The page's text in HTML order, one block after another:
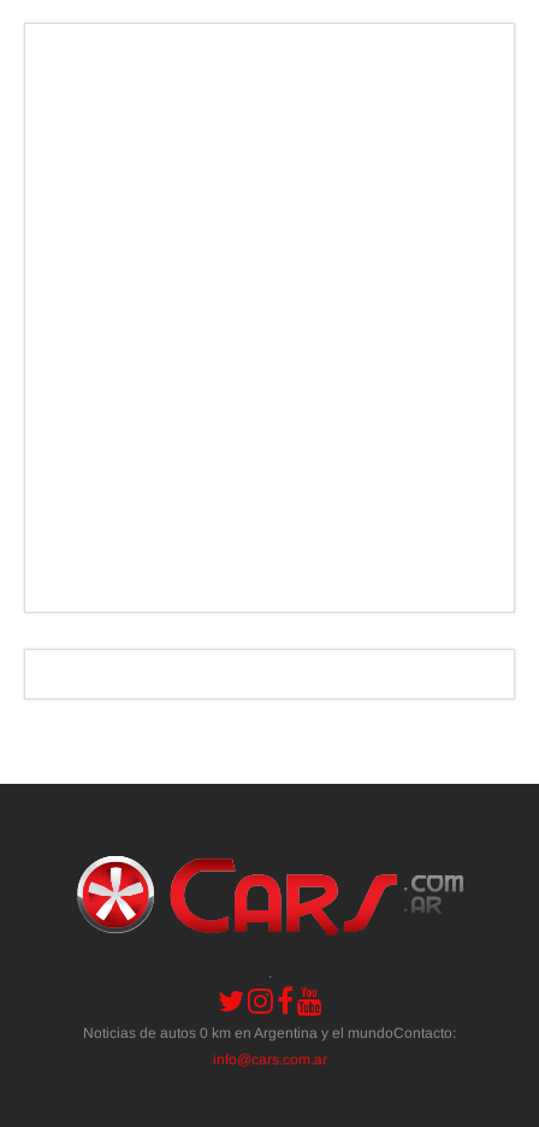
.
Noticias de autos 0 km en Argentina y el mundoContacto:
info@cars.com.ar